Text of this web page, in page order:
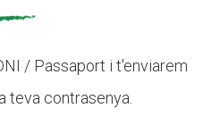
/ Passaport i t'enviarem
teva contrasenya.